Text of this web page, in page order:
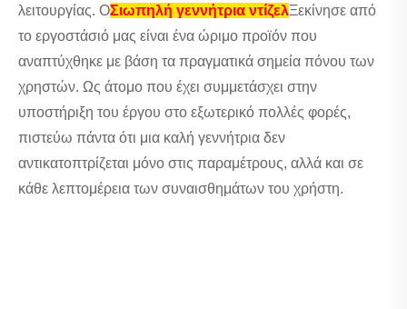
λειτουργίας. ΟΣιωπηλή γεννήτρια ντίζελΞεκίνησε από
το εργοστάσιό μας είναι ένα ώριμο προϊόν που
αναπτύχθηκε με βάση τα πραγματικά σημεία πόνου των
χρηστών. Ως άτομο που έχει συμμετάσχει στην
υποστήριξη του έργου στο εξωτερικό πολλές φορές,
πιστεύω πάντα ότι μια καλή γεννήτρια δεν
αντικατοπτρίζεται μόνο στις παραμέτρους, αλλά και σε
κάθε λεπτομέρεια των συναισθημάτων του χρήστη.